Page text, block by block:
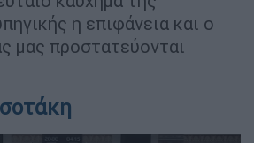
η επιφάνεια και ο
μας προστατεύονται